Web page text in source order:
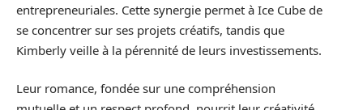
entrepreneuriales. Cette synergie permet à Ice Cube de
se concentrer sur ses projets créatifs, tandis que
Kimberly veille à la pérennité de leurs investissements.
Leur romance, fondée sur une compréhension